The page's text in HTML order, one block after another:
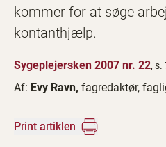
kommer for at søge
kontanthjælp.
Sygeplejersken 2007 nr. 22, s.
Af: Evy Ravn, fagredaktør,
Print artiklen